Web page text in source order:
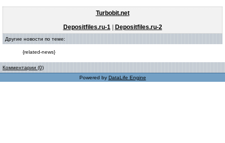
Turbobit.net
Depositfiles.ru-1| Depositfiles.ru-2
Другие новости по теме:
{related-news}
Комментарии (0)
Powered by DataLife Engine